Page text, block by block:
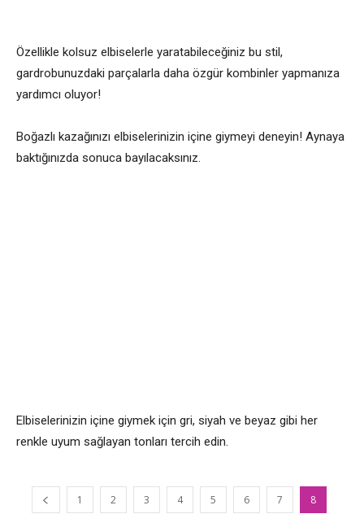
Özellikle kolsuz elbiselerle yaratabileceğiniz bu stil,
gardrobunuzdaki parçalarla daha özgür kombinler yapmanıza
yardımcı oluyor!
Boğazlı kazağınızı elbiselerinizin içine giymeyi deneyin! Aynaya
baktığınızda sonuca bayılacaksınız.
Elbiselerinizin içine giymek için gri, siyah ve beyaz gibi her
renkle uyum sağlayan tonları tercih edin.
1 2 3 4 5 6 7 8